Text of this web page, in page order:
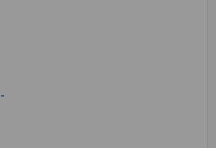
-